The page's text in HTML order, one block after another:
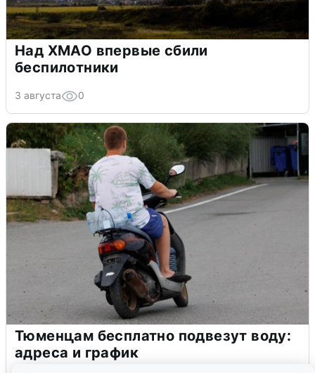
Над ХМАО впервые сбили
беспилотники
3 августа 0
Тюменцам бесплатно подвезут воду:
адреса и график